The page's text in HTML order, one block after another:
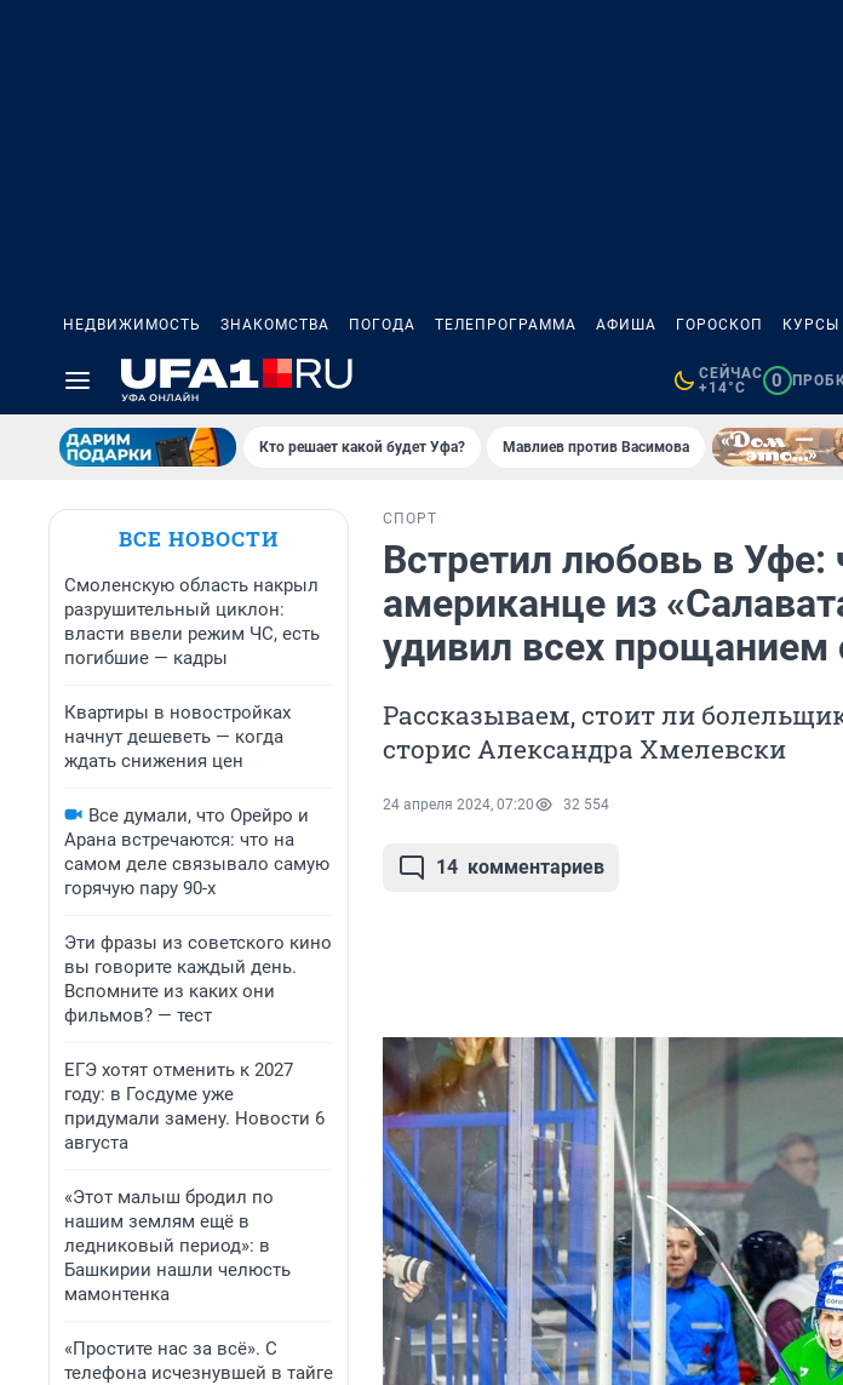
НЕДВИЖИМОСТЬ ЗНАКОМСТВА ПОГОДА ТЕЛЕПРОГРАММА АФИША ГОРОСКОП КУРСЫ
СЕЙЧАС
+14°C
0
Кто решает какой будет Уфа? Мавлиев против Васимова
ВСЕ НОВОСТИ
Смоленскую область накрыл
разрушительный циклон:
власти ввели режим ЧС, есть
погибшие — кадры
Квартиры в новостройках
начнут дешеветь — когда
ждать снижения цен
Все думали, что Орейро и
Арана встречаются: что на
самом деле связывало самую
горячую пару 90-х
Эти фразы из советского кино
вы говорите каждый день.
Вспомните из каких они
фильмов? — тест
ЕГЭ хотят отменить к 2027
году: в Госдуме уже
придумали замену. Новости 6
августа
«Этот малыш бродил по
нашим землям ещё в
ледниковый период»: в
Башкирии нашли челюсть
мамонтенка
«Простите нас за всё». С
телефона исчезнувшей в тайге
СПОРТ
Встретил любовь в Уфе:
американце из
удивил всех прощанием
Рассказываем, стоит ли
сторис Александра Хмелевски
24 апреля 2024, 07:20 32 554
14 комментариев